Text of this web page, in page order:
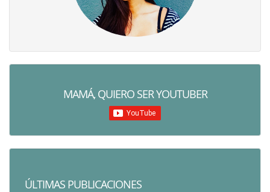
MAMÁ, QUIERO SER YOUTUBER
ÚLTIMAS PUBLICACIONES